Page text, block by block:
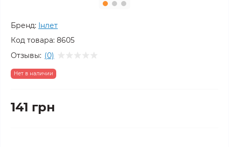
Бренд: Інлет
Код товара: 8605
Отзывы: (0)
Нет в наличии
141 грн